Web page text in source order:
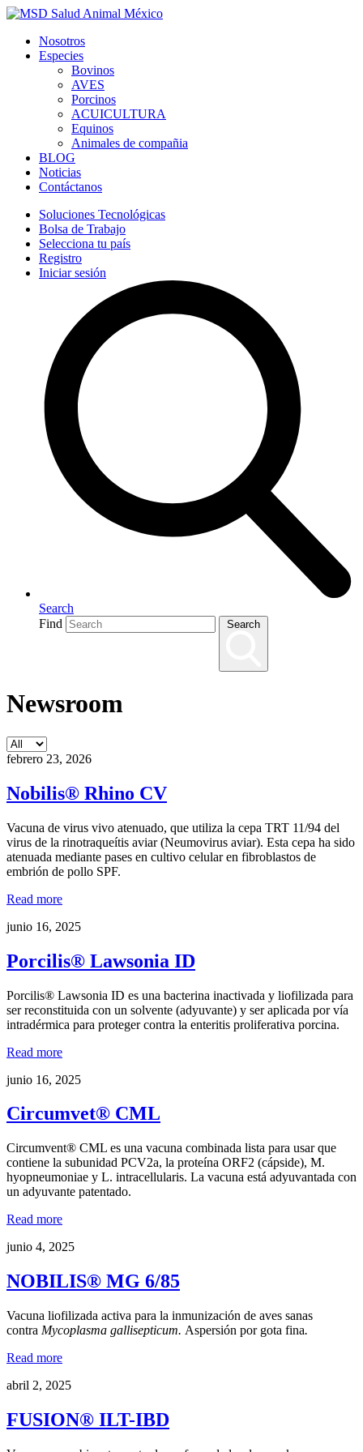
Nosotros
Especies
Bovinos
AVES
Porcinos
ACUICULTURA
Equinos
Animales de compañia
BLOG
Noticias
Contáctanos
Soluciones Tecnológicas
Bolsa de Trabajo
Selecciona tu país
Registro
Iniciar sesión
Search
Find
Search
Newsroom
febrero 23, 2026
Nobilis® Rhino CV
Vacuna de virus vivo atenuado, que utiliza la cepa TRT 11/94 del
virus de la rinotraqueítis aviar (Neumovirus aviar). Esta cepa ha sido
atenuada mediante pases en cultivo celular en fibroblastos de
embrión de pollo SPF.
Read more
junio 16, 2025
Porcilis® Lawsonia ID
Porcilis® Lawsonia ID es una bacterina inactivada y liofilizada para
ser reconstituida con un solvente (adyuvante) y ser aplicada por vía
intradérmica para proteger contra la enteritis proliferativa porcina.
Read more
junio 16, 2025
Circumvet® CML
Circumvent® CML es una vacuna combinada lista para usar que
contiene la subunidad PCV2a, la proteína ORF2 (cápside), M.
hyopneumoniae y L. intracellularis. La vacuna está adyuvantada con
un adyuvante patentado.
Read more
junio 4, 2025
NOBILIS® MG 6/85
Vacuna liofilizada activa para la inmunización de aves sanas
contra Mycoplasma gallisepticum. Aspersión por gota fina.
Read more
abril 2, 2025
FUSION® ILT-IBD